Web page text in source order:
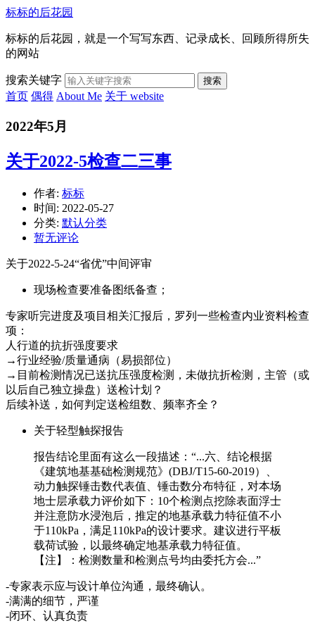
标标的后花园
标标的后花园，就是一个写写东西、记录成长、回顾所得所失
的网站
搜索关键字 搜索
首页 偶得 About Me 关于 website
2022年5月
关于2022-5检查二三事
作者: 标标
时间: 2022-05-27
分类: 默认分类
暂无评论
关于2022-5-24“省优”中间评审
现场检查要准备图纸备查；
专家听完进度及项目相关汇报后，罗列一些检查内业资料检查
项：
人行道的抗折强度要求
→行业经验/质量通病（易损部位）
→目前检测情况已送抗压强度检测，未做抗折检测，主管（或
以后自己独立操盘）送检计划？
后续补送，如何判定送检组数、频率齐全？
关于轻型触探报告
报告结论里面有这么一段描述：“...六、结论根据
《建筑地基基础检测规范》(DBJ/T15-60-2019）、
动力触探锤击数代表值、锤击数分布特征，对本场
地士层承载力评价如下：10个检测点挖除表面浮士
并注意防水浸泡后，推定的地基承载力特征值不小
于110kPa，满足110kPa的设计要求。建议进行平板
载荷试验，以最终确定地基承载力特征值。
【注】：检测数量和检测点号均由委托方会...”
-专家表示应与设计单位沟通，最终确认。
-满满的细节，严谨
-闭环、认真负责